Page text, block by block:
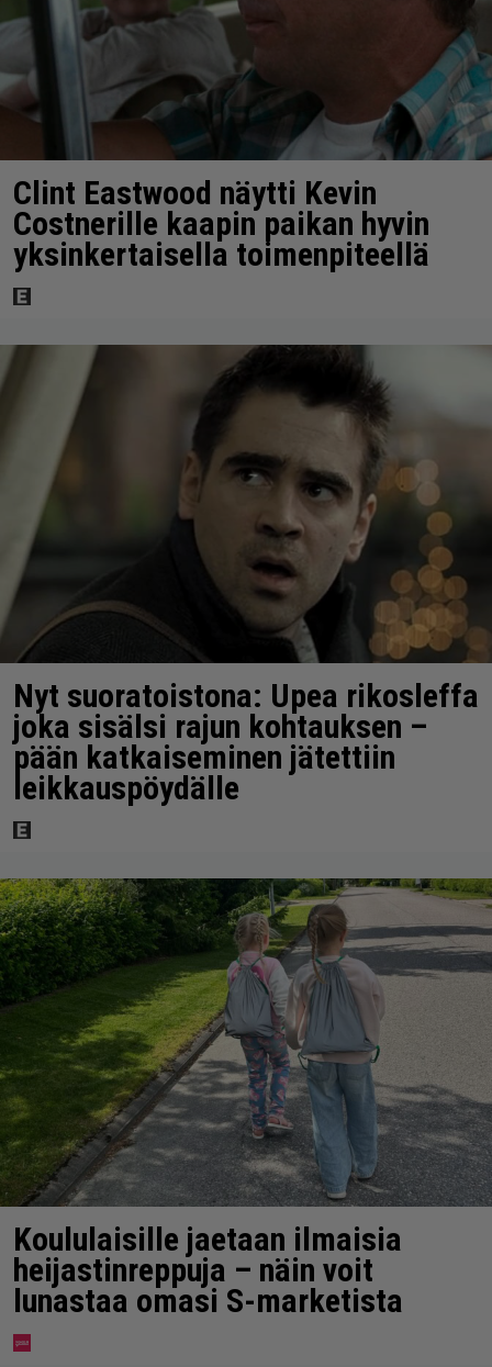
Clint Eastwood näytti Kevin
Costnerille kaapin paikan hyvin
yksinkertaisella toimenpiteellä
Nyt suoratoistona: Upea rikosleffa
joka sisälsi rajun kohtauksen –
pään katkaiseminen jätettiin
leikkauspöydälle
Koululaisille jaetaan ilmaisia
heijastinreppuja – näin voit
lunastaa omasi S-marketista